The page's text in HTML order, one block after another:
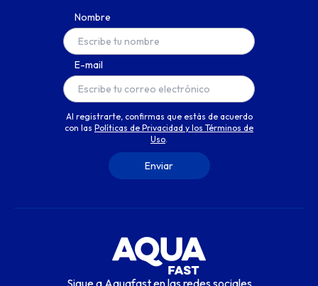
Nombre
E-mail
Al registrarte, confirmas que estás de acuerdo
con las Políticas de Privacidad y los Términos de
Uso.